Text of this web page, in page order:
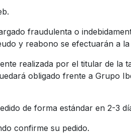
fraudulenta o
y reabono se efectuarán a
realizada por el titular de
obligado frente a Grupo
de forma estándar en 2-3
confirme su pedido.